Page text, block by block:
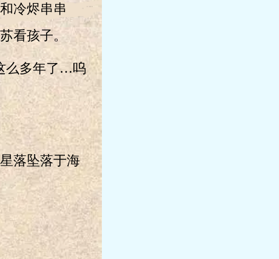
冷烬串串
看孩子。
么多年了…呜
落坠落于海